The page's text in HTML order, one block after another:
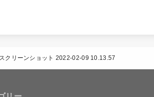
スクリーンショット 2022-02-09 10.13.57